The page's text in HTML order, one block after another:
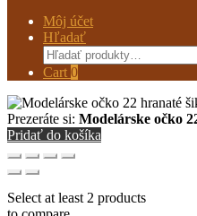
Môj účet
Hľadať
Hľadať:
Cart 0
Prezeráte si: Modelárske očko
Pridať do košíka
Select at least 2 products